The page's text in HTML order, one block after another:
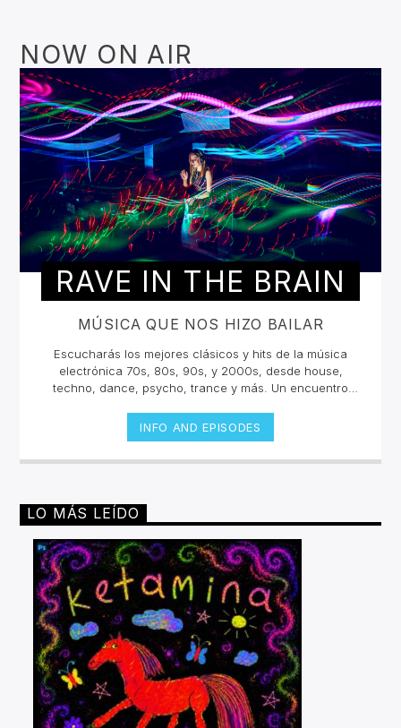
NOW ON AIR
RAVE IN THE BRAIN
MÚSICA QUE NOS HIZO BAILAR
Escucharás los mejores clásicos y hits de la música
electrónica 70s, 80s, 90s, y 2000s, desde house,
techno, dance, psycho, trance y más. Un encuentro
y sets inolvidables. La electrónica tiene una historia
sonora escuchala en vivo.Lunes 2pm a 4 pm | Viernes
10am a 12pm por invencible.net
INFO AND EPISODES
LO MÁS LEÍDO